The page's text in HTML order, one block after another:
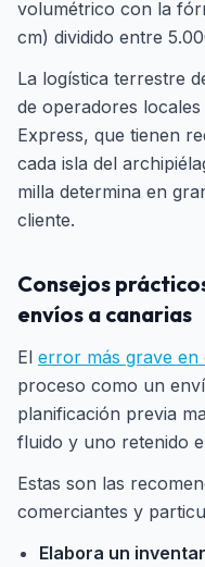
volumétrico con la
cm) dividido entre
La logística terrestre
de operadores
Express, que tienen
cada isla del
milla determina en
cliente.
Consejos
envíos a canarias
El error más grave en
proceso como un
planificación previa
fluido y uno retenido
Estas son las
comerciantes y
Elabora un